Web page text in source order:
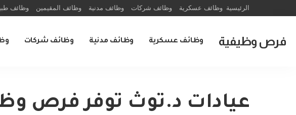
الرئيسية وظائف عسكرية وظائف شركات وظائف مدنية وظائف المقيمين وظائف
فرص وظيفية وظائف عسكرية وظائف مدنية وظائف شركات
عيادات د.توث توفر فرص